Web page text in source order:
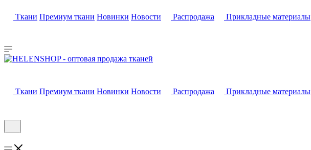
Ткани Премиум ткани Новинки Новости Распродажа Прикладные материалы
Ткани Премиум ткани Новинки Новости Распродажа Прикладные материалы